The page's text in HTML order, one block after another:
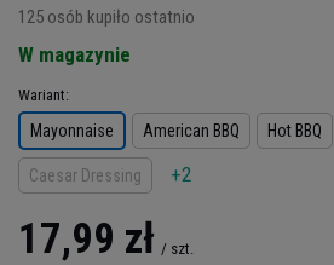
125 osób kupiło ostatnio
W magazynie
Wariant
Mayonnaise American BBQ Hot BBQ
Caesar Dressing +2
17,99 zł / szt.